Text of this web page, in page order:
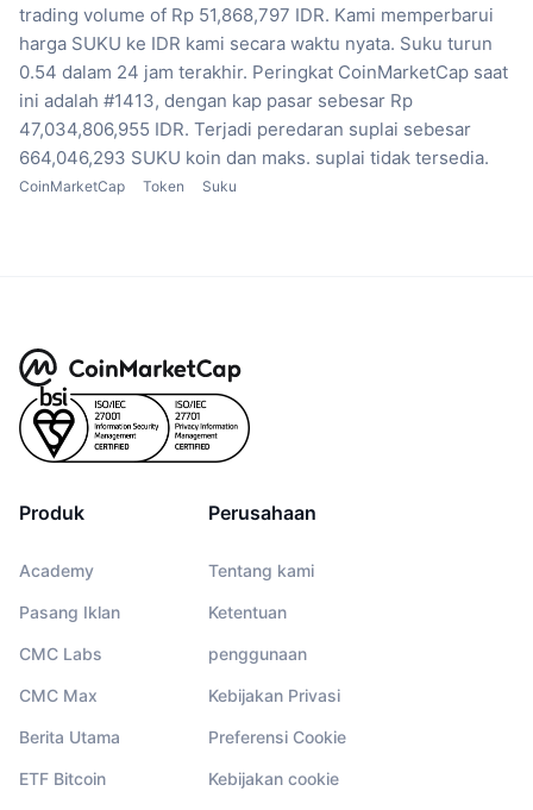
trading volume of Rp 51,868,797 IDR. Kami memperbarui
harga SUKU ke IDR kami secara waktu nyata. Suku turun
0.54 dalam 24 jam terakhir. Peringkat CoinMarketCap saat
ini adalah #1413, dengan kap pasar sebesar Rp
47,034,806,955 IDR. Terjadi peredaran suplai sebesar
664,046,293 SUKU koin dan maks. suplai tidak tersedia.
CoinMarketCap Token Suku
Produk
Academy
Pasang Iklan
CMC Labs
CMC Max
Berita Utama
ETF Bitcoin
Perusahaan
Tentang kami
Ketentuan
penggunaan
Kebijakan Privasi
Preferensi Cookie
Kebijakan cookie